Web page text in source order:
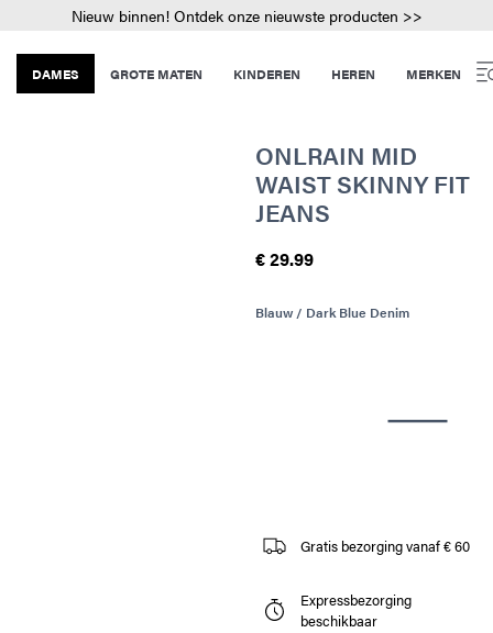
Nieuw binnen! Ontdek onze nieuwste producten >>
DAMES GROTE MATEN KINDEREN HEREN MERKEN
ONLRAIN MID
WAIST SKINNY FIT
JEANS
€ 29.99
Blauw / Dark Blue Denim
Gratis bezorging vanaf € 60
Expressbezorging
beschikbaar